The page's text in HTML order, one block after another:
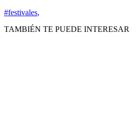
#festivales,
TAMBIÉN TE PUEDE INTERESAR